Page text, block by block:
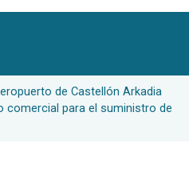
de Castellón Arkadia
comercial para el suministro de